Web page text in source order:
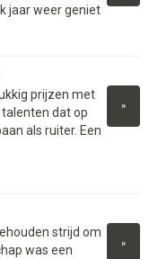
jaar weer geniet
»
prijzen met
dat op
als ruiter. Een
»
strijd om
was een